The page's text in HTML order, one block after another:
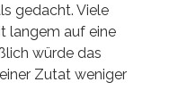
gedacht. Viele
langem auf eine
würde das
Zutat weniger